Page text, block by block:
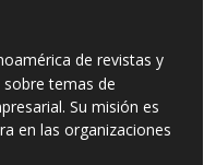
de revistas y
temas de
Su misión es
en las organizaciones